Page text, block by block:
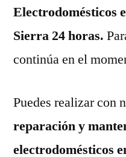
Electrodomésticos
Sierra 24 horas.
continúa en el
Puedes realizar con
reparación y
electrodomésticos